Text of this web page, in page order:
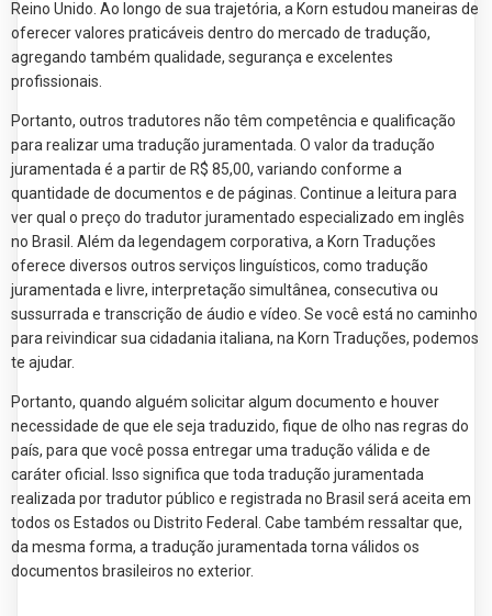
Reino Unido. Ao longo de sua trajetória, a Korn estudou maneiras de
oferecer valores praticáveis dentro do mercado de tradução,
agregando também qualidade, segurança e excelentes
profissionais.
Portanto, outros tradutores não têm competência e qualificação
para realizar uma tradução juramentada. O valor da tradução
juramentada é a partir de R$ 85,00, variando conforme a
quantidade de documentos e de páginas. Continue a leitura para
ver qual o preço do tradutor juramentado especializado em inglês
no Brasil. Além da legendagem corporativa, a Korn Traduções
oferece diversos outros serviços linguísticos, como tradução
juramentada e livre, interpretação simultânea, consecutiva ou
sussurrada e transcrição de áudio e vídeo. Se você está no caminho
para reivindicar sua cidadania italiana, na Korn Traduções, podemos
te ajudar.
Portanto, quando alguém solicitar algum documento e houver
necessidade de que ele seja traduzido, fique de olho nas regras do
país, para que você possa entregar uma tradução válida e de
caráter oficial. Isso significa que toda tradução juramentada
realizada por tradutor público e registrada no Brasil será aceita em
todos os Estados ou Distrito Federal. Cabe também ressaltar que,
da mesma forma, a tradução juramentada torna válidos os
documentos brasileiros no exterior.